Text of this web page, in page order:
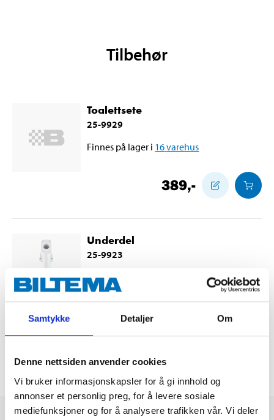
Samtykke Detaljer Om
Denne nettsiden anvender cookies
Vi bruker informasjonskapsler for å gi innhold og
annonser et personlig preg, for å levere sosiale
mediefunksjoner og for å analysere trafikken vår. Vi deler
Tilbehør
Toalettsete
25-9929
Finnes på lager i 16varehus
389,-
Underdel
25-9923
Finnes på lager i